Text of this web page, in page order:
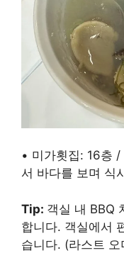
• 미가횟집: 16층
서 바다를 보며 식
Tip: 객실 내 BBQ
합니다. 객실에서
습니다. (라스트